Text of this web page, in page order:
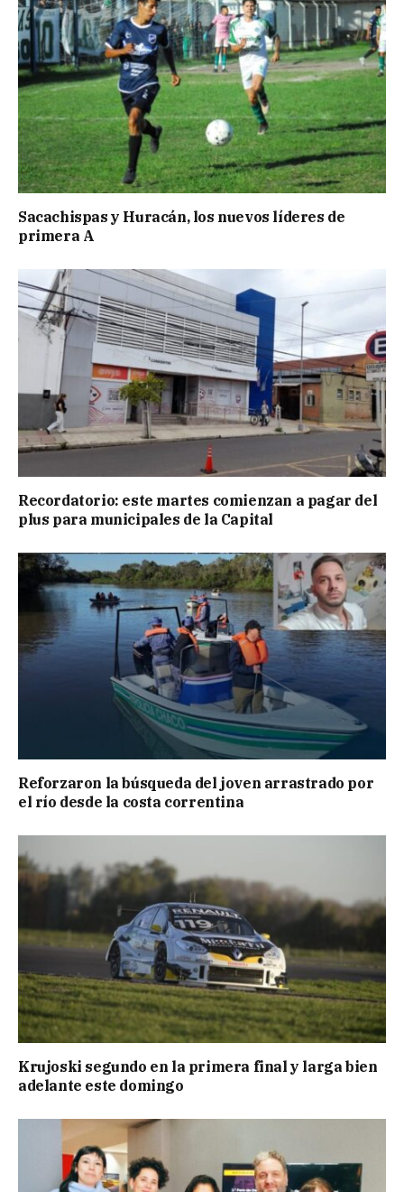
Sacachispas y Huracán, los nuevos líderes de
primera A
Recordatorio: este martes comienzan a pagar del
plus para municipales de la Capital
Reforzaron la búsqueda del joven arrastrado por
el río desde la costa correntina
Krujoski segundo en la primera final y larga bien
adelante este domingo